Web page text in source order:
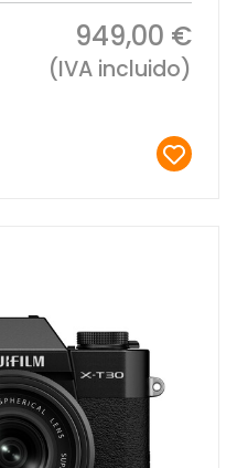
949,00 €
(IVA incluido)